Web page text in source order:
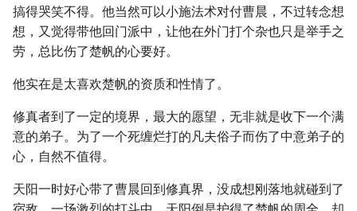
搞得哭笑不得。他当然可以小施法术对付曹晨，不过转念想
想，又觉得带他回门派中，让他在外门打个杂也只是举手之
劳，总比伤了楚帆的心要好。
他实在是太喜欢楚帆的资质和性情了。
修真者到了一定的境界，最大的愿望，无非就是收下一个满
意的弟子。为了一个死缠烂打的凡夫俗子而伤了中意弟子的
心，自然不值得。
天阳一时好心带了曹晨回到修真界，没成想刚落地就碰到了